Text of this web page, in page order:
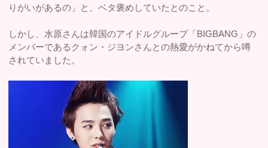
りがいがあるの」と、ベタ褒めしていたとのこと。
しかし、水原さんは韓国のアイドルグループ「BIGBANG」の
メンバーであるクォン・ジヨンさんとの熱愛がかねてから噂
されていました。